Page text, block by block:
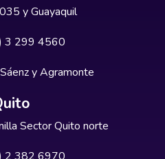
y Guayaquil
3 299 4560
y Agramonte
Sector Quito norte